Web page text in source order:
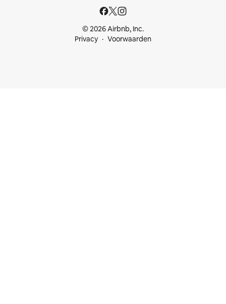
© 2026 Airbnb, Inc.
Privacy
Voorwaarden